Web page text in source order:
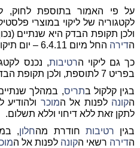
על פי האמור בתוספת לחוק,
ולכן תקופת הבדק היא שנתיים
הדירה החל מיום 6.4.11 – יום תיקון התוספת).
כך גם ליקוי הרטיבות, נכנס
בפריט 7 לתוספת, ולכן תקופת הבדק היא ארבע שנים.
בגין קלקול בתריס, במהלך
הקונה לפנות אל המוכר ולהודיע
לתקן זאת ללא דיחוי וללא תשלום.
בגין רטיבות חודרת מהחלון,
הדירה רשאי הקונה לפנות אל ה